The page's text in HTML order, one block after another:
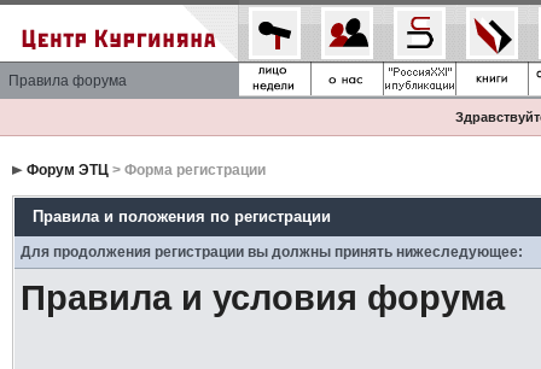
Правила форума
Форум ЭТЦ> Форма регистрации
Правила и положения по регистрации
Для продолжения регистрации вы должны принять нижеследующее:
Правила и условия форума